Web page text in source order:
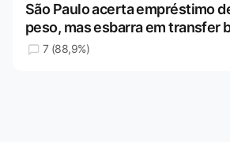
São Paulo acerta empréstimo
peso, mas esbarra em transfer
7 (88,9%)